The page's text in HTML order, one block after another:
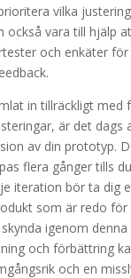
vilka
också vara till hjälp
och enkäter
in tillräckligt med
är det dags
av din prototyp.
flera gånger tills
iteration bör ta dig
som är redo för
igenom
och förbättring
och en